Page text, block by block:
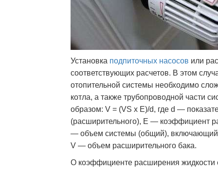
Установка подпиточных насосов или
соответствующих расчетов. В этом
отопительной системы необходимо
котла, а также трубопроводной части
образом: V = (VS x E)/d, где d —
(расширительного), Е — коэффициент
— объем системы (общий), включающий
V — объем расширительного бака.
О коэффициенте расширения жидкости